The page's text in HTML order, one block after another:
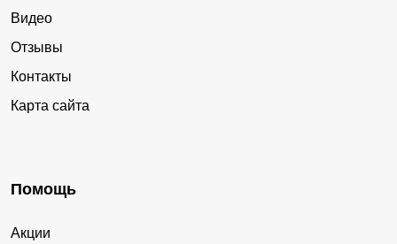
Видео
Отзывы
Контакты
Карта сайта
Помощь
Акции